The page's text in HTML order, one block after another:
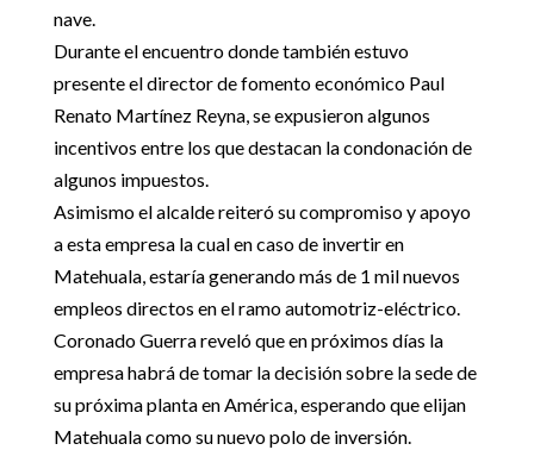
nave.
Durante el encuentro donde también estuvo
presente el director de fomento económico Paul
Renato Martínez Reyna, se expusieron algunos
incentivos entre los que destacan la condonación de
algunos impuestos.
Asimismo el alcalde reiteró su compromiso y apoyo
a esta empresa la cual en caso de invertir en
Matehuala, estaría generando más de 1 mil nuevos
empleos directos en el ramo automotriz-eléctrico.
Coronado Guerra reveló que en próximos días la
empresa habrá de tomar la decisión sobre la sede de
su próxima planta en América, esperando que elijan
Matehuala como su nuevo polo de inversión.